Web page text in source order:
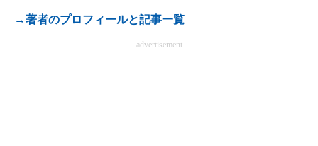
→著者のプロフィールと記事一覧
advertisement